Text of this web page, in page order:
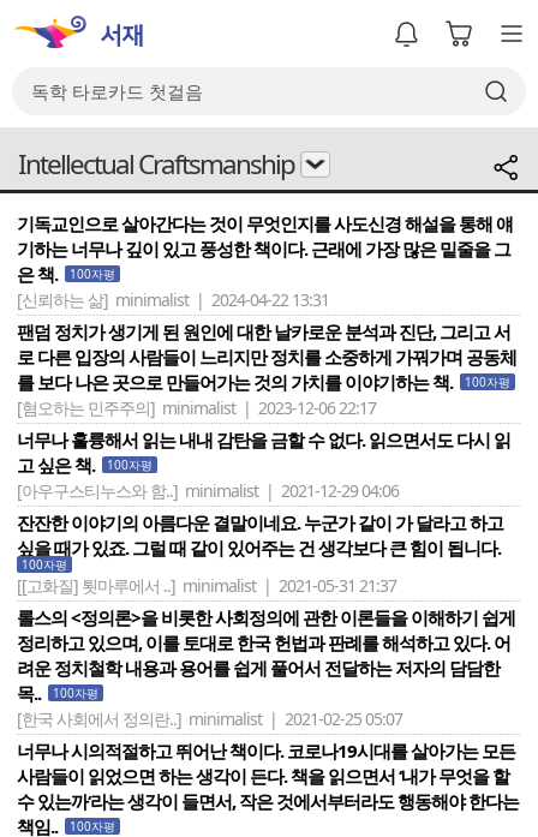
Intellectual Craftsmanship
기독교인으로 살아간다는 것이 무엇인지를 사도신경 해설을 통해 얘
기하는 너무나 깊이 있고 풍성한 책이다. 근래에 가장 많은 밑줄을 그
은 책.
100자평
[신뢰하는 삶] minimalist | 2024-04-22 13:31
팬덤 정치가 생기게 된 원인에 대한 날카로운 분석과 진단, 그리고 서
로 다른 입장의 사람들이 느리지만 정치를 소중하게 가꿔가며 공동체
를 보다 나은 곳으로 만들어가는 것의 가치를 이야기하는 책.
100자평
[혐오하는 민주주의] minimalist | 2023-12-06 22:17
너무나 훌륭해서 읽는 내내 감탄을 금할 수 없다. 읽으면서도 다시 읽
고 싶은 책.
100자평
[아우구스티누스와 함..] minimalist | 2021-12-29 04:06
잔잔한 이야기의 아름다운 결말이네요. 누군가 같이 가 달라고 하고
싶을 때가 있죠. 그럴 때 같이 있어주는 건 생각보다 큰 힘이 됩니다.
100자평
[[고화질] 툇마루에서 ..] minimalist | 2021-05-31 21:37
롤스의 <정의론>을 비롯한 사회정의에 관한 이론들을 이해하기 쉽게
정리하고 있으며, 이를 토대로 한국 헌법과 판례를 해석하고 있다. 어
려운 정치철학 내용과 용어를 쉽게 풀어서 전달하는 저자의 담담한
목..
100자평
[한국 사회에서 정의란..] minimalist | 2021-02-25 05:07
너무나 시의적절하고 뛰어난 책이다. 코로나19시대를 살아가는 모든
사람들이 읽었으면 하는 생각이 든다. 책을 읽으면서 ‘내가 무엇을 할
수 있는까‘라는 생각이 들면서, 작은 것에서부터라도 행동해야 한다는
책임..
100자평